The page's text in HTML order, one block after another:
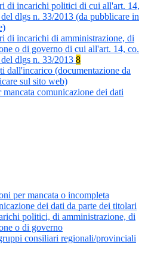
di incarichi politici di cui all'art. 14,
dlgs n. 33/2013 (da pubblicare in
di incarichi di amministrazione, di
o di governo di cui all'art. 14, co.
dlgs n. 33/2013 8
dall'incarico (documentazione da
sul sito web)
mancata comunicazione dei dati
per mancata o incompleta
dei dati da parte dei titolari
politici, di amministrazione, di
o di governo
consiliari regionali/provinciali